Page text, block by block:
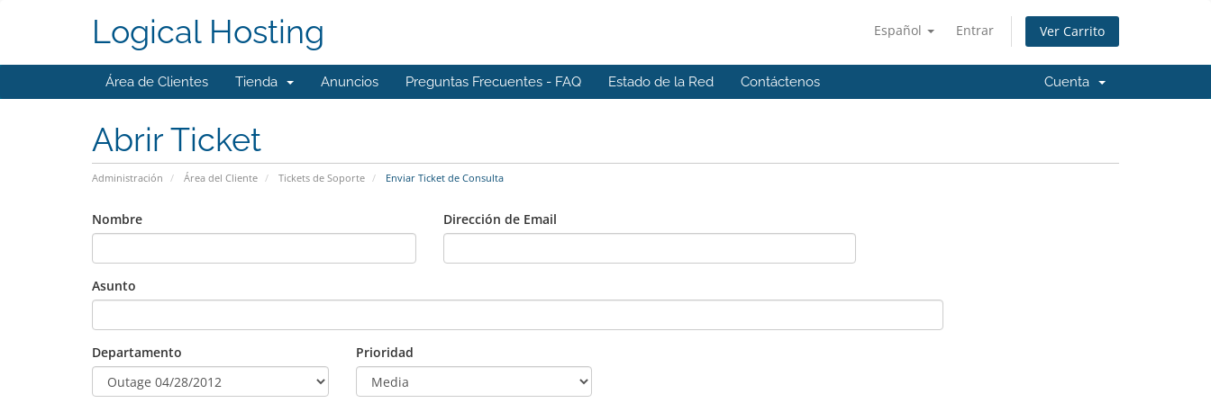
Español Entrar Ver Carrito
Logical Hosting
Área de Clientes Tienda Anuncios Preguntas Frecuentes - FAQ Estado de la Red Contáctenos Cuenta
Abrir Ticket
Administración Área del Cliente Tickets de Soporte Enviar Ticket de Consulta
Nombre Dirección de Email
Asunto
Departamento Prioridad